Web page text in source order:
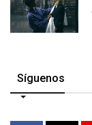
Síguenos